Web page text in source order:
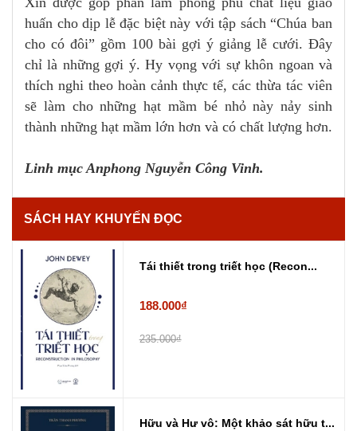
huấn cho dịp lễ đặc biệt này với tập sách “Chúa ban
cho có đôi” gồm 100 bài gợi ý giảng lễ cưới. Đây
chỉ là những gợi ý. Hy vọng với sự khôn ngoan và
thích nghi theo hoàn cảnh thực tế, các thừa tác viên
sẽ làm cho những hạt mầm bé nhỏ này nảy sinh
thành những hạt mầm lớn hơn và có chất lượng hơn.
Linh mục Anphong Nguyễn Công Vinh.
SÁCH HAY KHUYẾN ĐỌC
Tái thiết trong triết học (Recon...
188.000₫
235.000₫
Hữu và Hư vô: Một khảo sát hữu t...